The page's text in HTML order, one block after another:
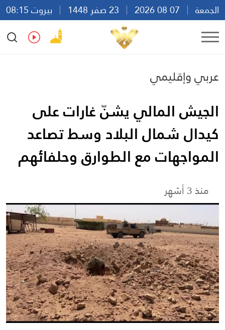
الجمعة
بيروت 08:15
Ar
En Fr Es
عربي وإقليمي
الجيش المالي يشنّ غارات على
كيدال شمال البلاد وسط تصاعد
المواجهات مع الطوارق وحلفائهم
منذ 3 أشهر